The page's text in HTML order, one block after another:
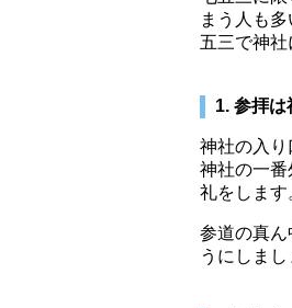
まう人も
五三で神社
1. 参拝は
神社の入り
神社の一
礼をします
参道の真
うにしまし